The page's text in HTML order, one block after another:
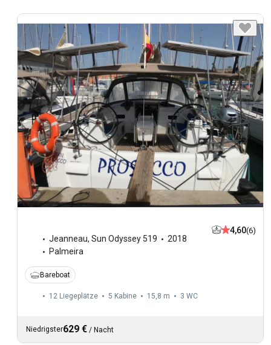
Jeanneau, Sun Odyssey 519
2018
Palmeira
4,60(6)
Bareboat
12 Liegeplätze 5 Kabine 15,8 m 3 WC
Niedrigster629 € / Nacht